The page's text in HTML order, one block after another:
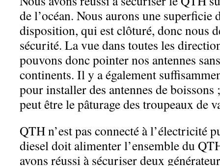
de l’océan. Nous aurons une superficie
disposition, qui est clôturé, donc nous
sécurité. La vue dans toutes les
pouvons donc pointer nos antennes
continents. Il y a également
pour installer des antennes de
peut être le pâturage des troupeaux de
QTH n’est pas connecté à l’électricité
diesel doit alimenter l’ensemble du
avons réussi à sécuriser deux